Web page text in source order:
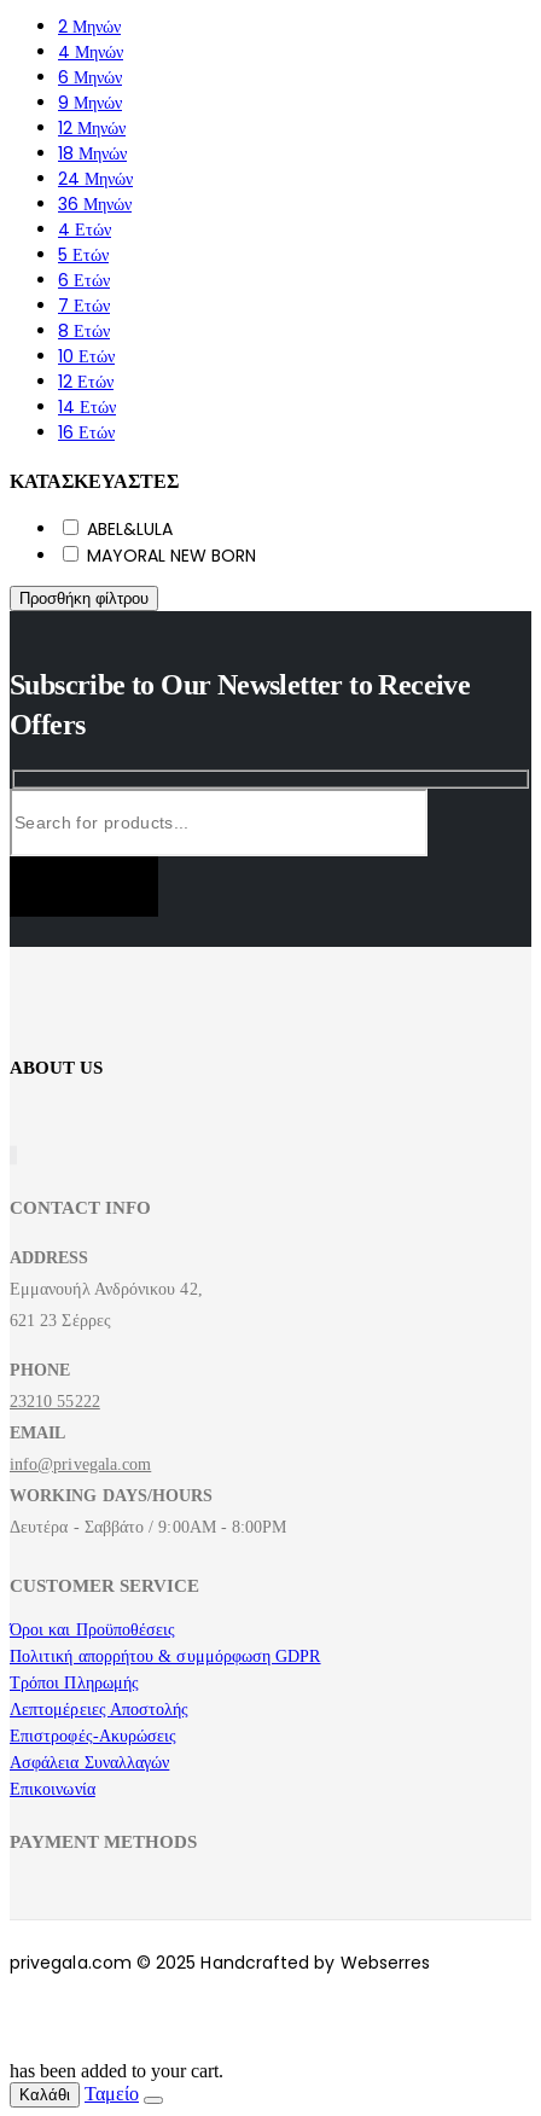
2 Μηνών
4 Μηνών
6 Μηνών
9 Μηνών
12 Μηνών
18 Μηνών
24 Μηνών
36 Μηνών
4 Ετών
5 Ετών
6 Ετών
7 Ετών
8 Ετών
10 Ετών
12 Ετών
14 Ετών
16 Ετών
ΚΑΤΑΣΚΕΥΑΣΤΕΣ
ABEL&LULA
MAYORAL NEW BORN
Προσθήκη φίλτρου
Subscribe to Our Newsletter to Receive
Offers
ABOUT US
CONTACT INFO
ADDRESS
Εμμανουήλ Ανδρόνικου 42,
621 23 Σέρρες
PHONE
23210 55222
EMAIL
info@privegala.com
WORKING DAYS/HOURS
Δευτέρα - Σαββάτο / 9:00AM - 8:00PM
CUSTOMER SERVICE
Όροι και Προϋποθέσεις
Πολιτική απορρήτου & συμμόρφωση GDPR
Τρόποι Πληρωμής
Λεπτομέρειες Αποστολής
Επιστροφές-Ακυρώσεις
Ασφάλεια Συναλλαγών
Επικοινωνία
PAYMENT METHODS
privegala.com © 2025 Handcrafted by Webserres
has been added to your cart.
Καλάθι Ταμείο